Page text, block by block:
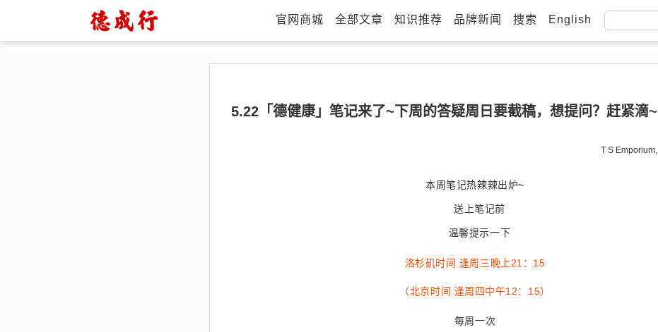
官网商城 全部文章 知识推荐 品牌新闻 搜索 English
5.22「德健康」笔记来了~下周的答疑周日要截稿，想提问？赶紧滴~
T S Emporium,
本周笔记热辣辣出炉~
送上笔记前
温馨提示一下
洛杉矶时间 逢周三晚上21：15
（北京时间 逢周四中午12：15）
每周一次